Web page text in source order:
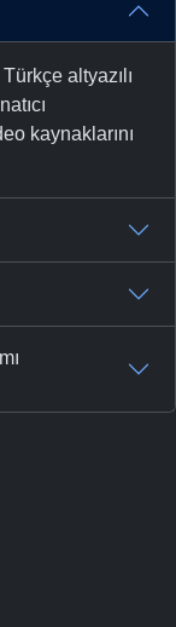
altyazılı
kaynaklarını